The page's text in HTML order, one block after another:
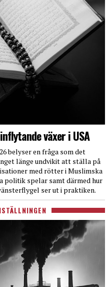
växer i USA
belyser en fråga som det
länge undvikit att ställa på
med rötter i Muslimska
politik spelar samt därmed hur
ser ut i praktiken.